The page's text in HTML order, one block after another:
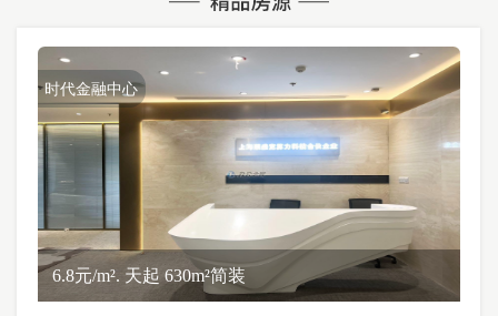
时代金融中心
6.8元/m². 天起 630m²简装